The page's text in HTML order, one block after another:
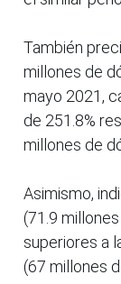
También
millones de
mayo 2021,
de 251.8%
millones de
Asimismo,
(71.9
superiores a
(67 millones